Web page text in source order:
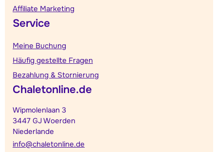
Affiliate Marketing
Service
Meine Buchung
Häufig gestellte Fragen
Bezahlung & Stornierung
Chaletonline.de
Wipmolenlaan 3
3447 GJ Woerden
Niederlande
info@chaletonline.de